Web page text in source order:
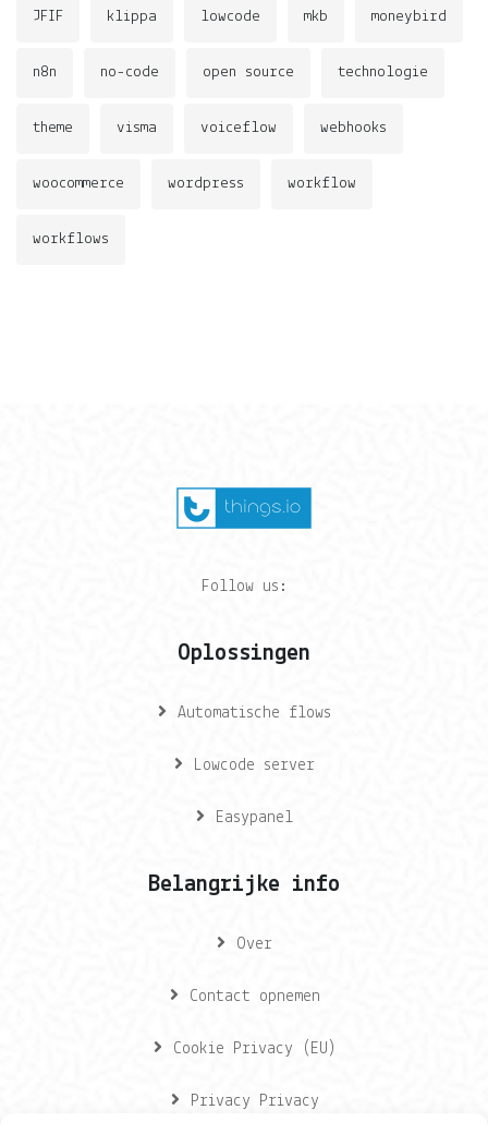
JFIF klippa lowcode mkb moneybird
n8n no-code open source technologie
theme visma voiceflow webhooks
woocommerce wordpress workflow
workflows
Follow us:
Oplossingen
Automatische flows
Lowcode server
Easypanel
Belangrijke info
Over
Contact opnemen
Cookie Privacy (EU)
Privacy Privacy